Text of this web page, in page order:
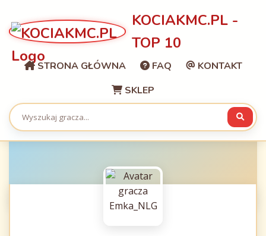
KOCIAKMC.PL -
TOP 10
STRONA GŁÓWNA FAQ
KONTAKT
SKLEP